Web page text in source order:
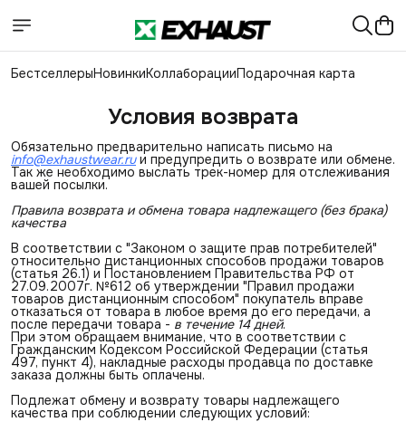
БестселлерыНовинкиКоллаборацииПодарочная карта
Условия возврата
Обязательно предварительно написать письмо на
info@exhaustwear.ruи предупредить о возврате или обмене.
Так же необходимо выслать трек-номер для отслеживания
вашей посылки.
Правила возврата и обмена товара надлежащего (без брака)
качества
В соответствии с "Законом о защите прав потребителей"
относительно дистанционных способов продажи товаров
(статья 26.1) и Постановлением Правительства РФ от
27.09.2007г. №612 об утверждении "Правил продажи
товаров дистанционным способом" покупатель вправе
отказаться от товара в любое время до его передачи, а
после передачи товара - в течение 14 дней.
При этом обращаем внимание, что в соответствии с
Гражданским Кодексом Российской Федерации (статья
497, пункт 4), накладные расходы продавца по доставке
заказа должны быть оплачены.
Подлежат обмену и возврату товары надлежащего
качества при соблюдении следующих условий: